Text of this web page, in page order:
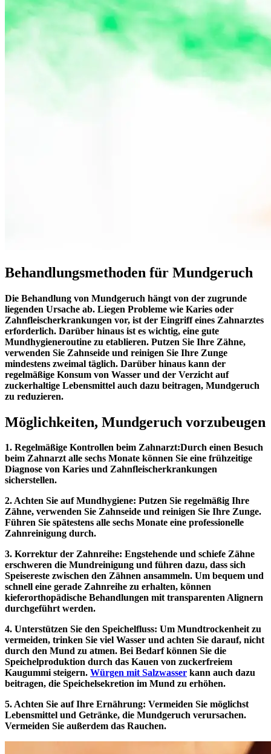
Behandlungsmethoden für Mundgeruch
Die Behandlung von Mundgeruch hängt von der zugrunde
liegenden Ursache ab. Liegen Probleme wie Karies oder
Zahnfleischerkrankungen vor, ist der Eingriff eines Zahnarztes
erforderlich. Darüber hinaus ist es wichtig, eine gute
Mundhygieneroutine zu etablieren. Putzen Sie Ihre Zähne,
verwenden Sie Zahnseide und reinigen Sie Ihre Zunge
mindestens zweimal täglich. Darüber hinaus kann der
regelmäßige Konsum von Wasser und der Verzicht auf
zuckerhaltige Lebensmittel auch dazu beitragen, Mundgeruch
zu reduzieren.
Möglichkeiten, Mundgeruch vorzubeugen
1. Regelmäßige Kontrollen beim Zahnarzt:Durch einen Besuch
beim Zahnarzt alle sechs Monate können Sie eine frühzeitige
Diagnose von Karies und Zahnfleischerkrankungen
sicherstellen.
2. Achten Sie auf Mundhygiene: Putzen Sie regelmäßig Ihre
Zähne, verwenden Sie Zahnseide und reinigen Sie Ihre Zunge.
Führen Sie spätestens alle sechs Monate eine professionelle
Zahnreinigung durch.
3. Korrektur der Zahnreihe: Engstehende und schiefe Zähne
erschweren die Mundreinigung und führen dazu, dass sich
Speisereste zwischen den Zähnen ansammeln. Um bequem und
schnell eine gerade Zahnreihe zu erhalten, können
kieferorthopädische Behandlungen mit transparenten Alignern
durchgeführt werden.
4. Unterstützen Sie den Speichelfluss: Um Mundtrockenheit zu
vermeiden, trinken Sie viel Wasser und achten Sie darauf, nicht
durch den Mund zu atmen. Bei Bedarf können Sie die
Speichelproduktion durch das Kauen von zuckerfreiem
Kaugummi steigern. Würgen mit Salzwasser kann auch dazu
beitragen, die Speichelsekretion im Mund zu erhöhen.
5. Achten Sie auf Ihre Ernährung: Vermeiden Sie möglichst
Lebensmittel und Getränke, die Mundgeruch verursachen.
Vermeiden Sie außerdem das Rauchen.